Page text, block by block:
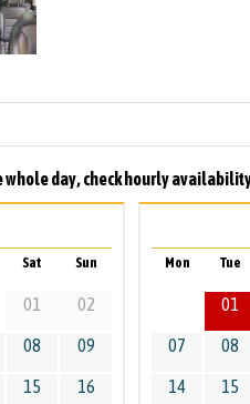
whole day, check hourly
Sat Sun
01 02
08 09
15 16
Mon Tue
01
07 08
14 15